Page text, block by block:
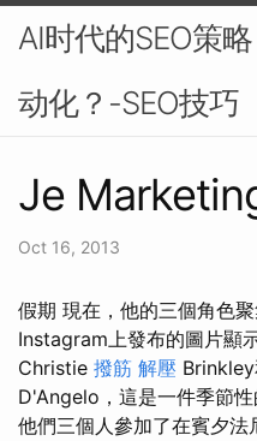
AI时代的SEO策
动化？-SEO技巧
Je
Oct 16, 2013
假期 現在，他的三個角色
Instagram上發布的圖片顯
Christie 撥筋 解壓
D'Angelo，這是一件季節性
他們三個人參加了在賓夕法